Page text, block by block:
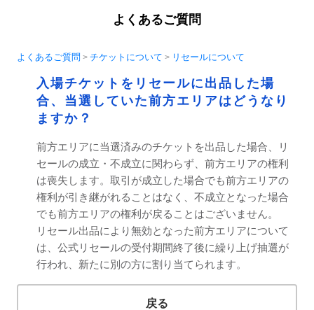
よくあるご質問
よくあるご質問 > チケットについて > リセールについて
入場チケットをリセールに出品した場
合、当選していた前方エリアはどうなり
ますか？
前方エリアに当選済みのチケットを出品した場合、リ
セールの成立・不成立に関わらず、前方エリアの権利
は喪失します。取引が成立した場合でも前方エリアの
権利が引き継がれることはなく、不成立となった場合
でも前方エリアの権利が戻ることはございません。
リセール出品により無効となった前方エリアについて
は、公式リセールの受付期間終了後に繰り上げ抽選が
行われ、新たに別の方に割り当てられます。
戻る